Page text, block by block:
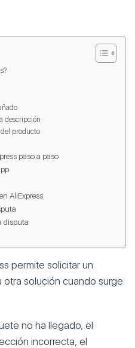
descripción
producto
paso a paso
AliExpress
disputa
permite solicitar un
solución cuando surge
no ha llegado, el
incorrecta, el